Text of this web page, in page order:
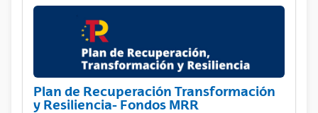
Plan de Recuperación Transformación
y Resiliencia- Fondos MRR